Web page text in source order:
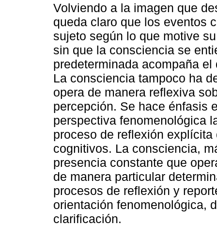
Volviendo a la imagen que
queda claro que los eventos
sujeto según lo que motive
sin que la consciencia se
predeterminada acompaña
La consciencia tampoco ha
opera de manera reflexiva
percepción. Se hace énfasis
perspectiva fenomenológica
proceso de reflexión
cognitivos. La consciencia,
presencia constante que
de manera particular
procesos de reflexión y
orientación fenomenológica,
clarificación.